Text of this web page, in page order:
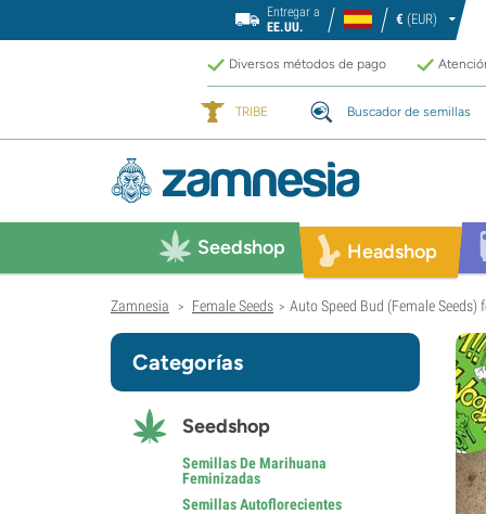
Entregar a
EE.UU.
€ (EUR)
Diversos métodos de pago
TRIBE Buscador de semillas
Seedshop Headshop
Zamnesia > Female Seeds > Auto Speed Bud (Female Seeds)
Categorías
Seedshop
Semillas De Marihuana
Feminizadas
Semillas Autoflorecientes